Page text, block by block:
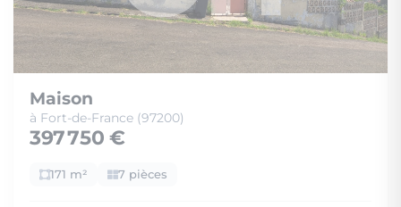
Maison
à Fort-de-France (97200)
397 750 €
171 m² 7 pièces